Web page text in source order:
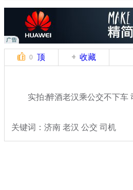
0 顶 收藏
实拍:醉酒老汉乘公交不下车
关键词：济南 老汉 公交 司机